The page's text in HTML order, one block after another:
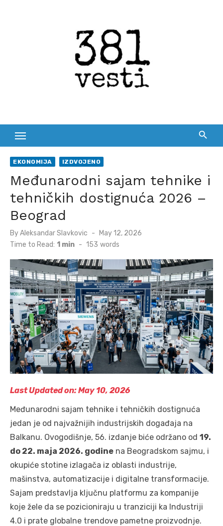
EKONOMIJA IZDVOJENO
Međunarodni sajam tehnike i
tehničkih dostignuća 2026 –
Beograd
ByAleksandar Slavkovic
Posted
on
May 12, 2026
Time to Read: 1 min - 153 words
Last Updated on: May 10, 2026
Međunarodni sajam tehnike i tehničkih dostignuća
jedan je od najvažnijih industrijskih događaja na
Balkanu. Ovogodišnje, 56. izdanje biće održano od 19.
do 22. maja 2026. godine na Beogradskom sajmu, i
okupiće stotine izlagača iz oblasti industrije,
mašinstva, automatizacije i digitalne transformacije.
Sajam predstavlja ključnu platformu za kompanije
koje žele da se pozicioniraju u tranziciji ka Industriji
4.0 i prate globalne trendove pametne proizvodnje.